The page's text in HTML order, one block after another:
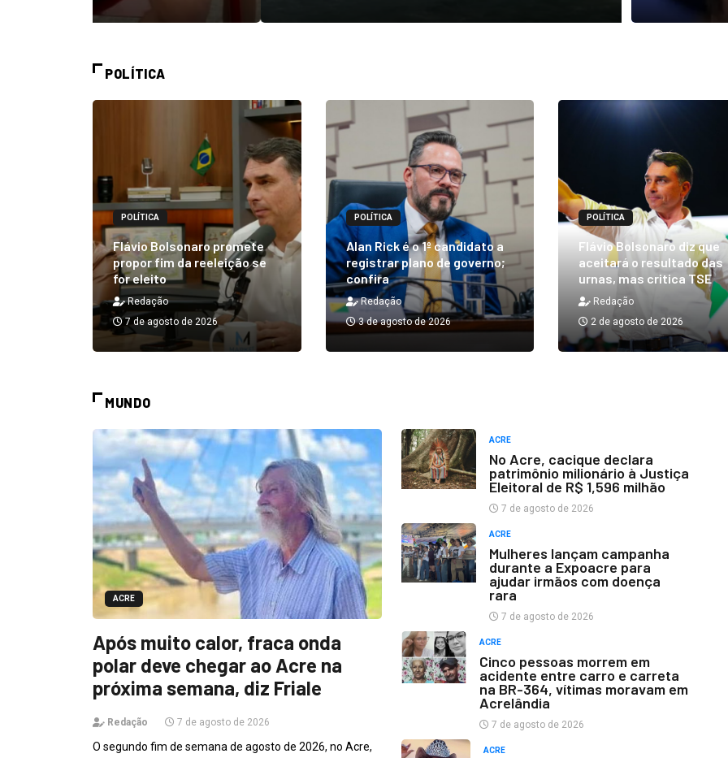
POLÍTICA
POLÍTICA
Flávio Bolsonaro promete
propor fim da reeleição se
for eleito
Redação
7 de agosto de 2026
POLÍTICA
Alan Rick é o 1º candidato a
registrar plano de governo;
confira
Redação
3 de agosto de 2026
POLÍTICA
Flávio Bolsonaro diz que
aceitará o resultado das
urnas, mas critica TSE
Redação
2 de agosto de 2026
MUNDO
ACRE
Após muito calor, fraca onda
polar deve chegar ao Acre na
próxima semana, diz Friale
Redação 7 de agosto de 2026
O segundo fim de semana de agosto de 2026, no Acre,
ACRE
No Acre, cacique declara
patrimônio milionário à Justiça
Eleitoral de R$ 1,596 milhão
7 de agosto de 2026
ACRE
Mulheres lançam campanha
durante a Expoacre para
ajudar irmãos com doença
rara
7 de agosto de 2026
ACRE
Cinco pessoas morrem em
acidente entre carro e carreta
na BR-364, vítimas moravam em
Acrelândia
7 de agosto de 2026
ACRE